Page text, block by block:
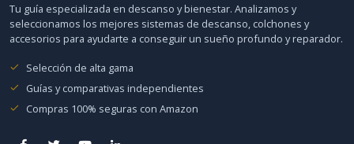
Tu guía especializada en descanso y bienestar. Analizamos y
seleccionamos los mejores sistemas de descanso, colchones y
accesorios para ayudarte a conseguir un sueño profundo y reparador.
Selección de alta gama
Guías y comparativas independientes
Compras 100% seguras con Amazon